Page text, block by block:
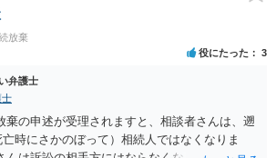
放棄
役にたった 3
弁護士
士
棄の申述が受理されますと、相談者さんは、遡
時にさかのぼって）相続人ではなくなりま